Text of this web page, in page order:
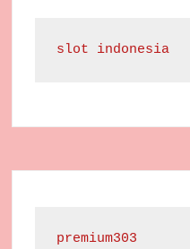
slot indonesia
premium303